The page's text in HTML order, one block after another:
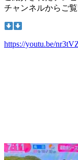
チャンネルからご覧
https://youtu.be/